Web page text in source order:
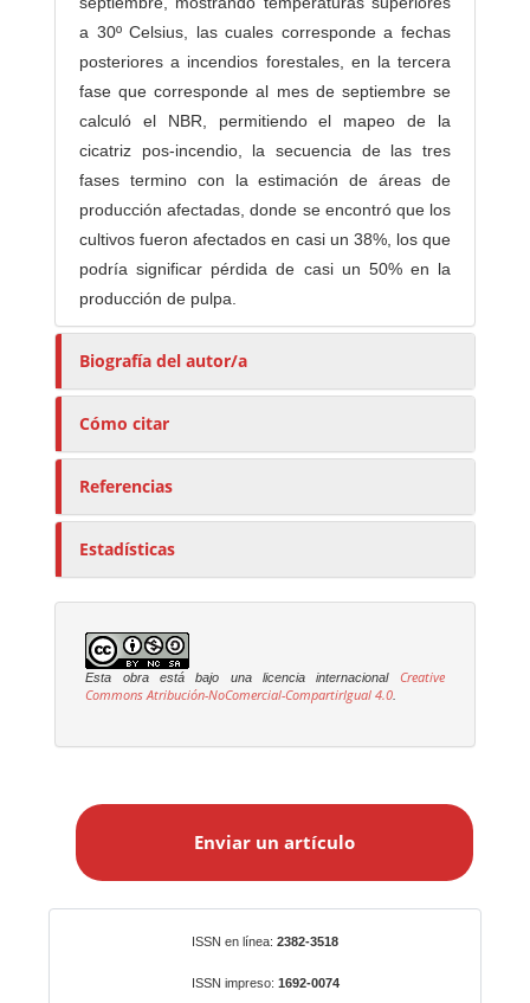
a 30º Celsius, las cuales corresponde a fechas
posteriores a incendios forestales, en la tercera
fase que corresponde al mes de septiembre se
calculó el NBR, permitiendo el mapeo de la
cicatriz pos-incendio, la secuencia de las tres
fases termino con la estimación de áreas de
producción afectadas, donde se encontró que los
cultivos fueron afectados en casi un 38%, los que
podría significar pérdida de casi un 50% en la
producción de pulpa.
Biografía del autor/a
Cómo citar
Referencias
Estadísticas
Esta obra está bajo una licencia internacional
Creative
Commons Atribución-NoComercial-CompartirIgual 4.0
a
Enviar un artículo
ISSN en línea: 2382-3518
ISSN impreso: 1692-0074